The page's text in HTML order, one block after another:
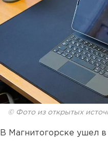
© Фото из открытых
В Магнитогорске ушел